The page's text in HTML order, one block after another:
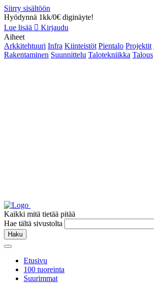
Siirry sisältöön
Hyödynnä 1kk/0€ diginäyte!
Lue lisää
Kirjaudu
Aiheet
Arkkitehtuuri Infra Kiinteistöt Pientalo Projektit
Rakentaminen Suunnittelu Talotekniikka Talous
Kaikki mitä tietää pitää
Hae tältä sivustolta
Haku
Etusivu
100 tuoreinta
Suurimmat